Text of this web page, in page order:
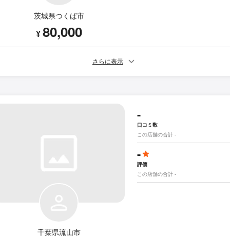
茨城県つくば市
¥80,000
さらに表示
千葉県流山市
-
口コミ数
この店舗の合計 -
-
評価
この店舗の合計 -